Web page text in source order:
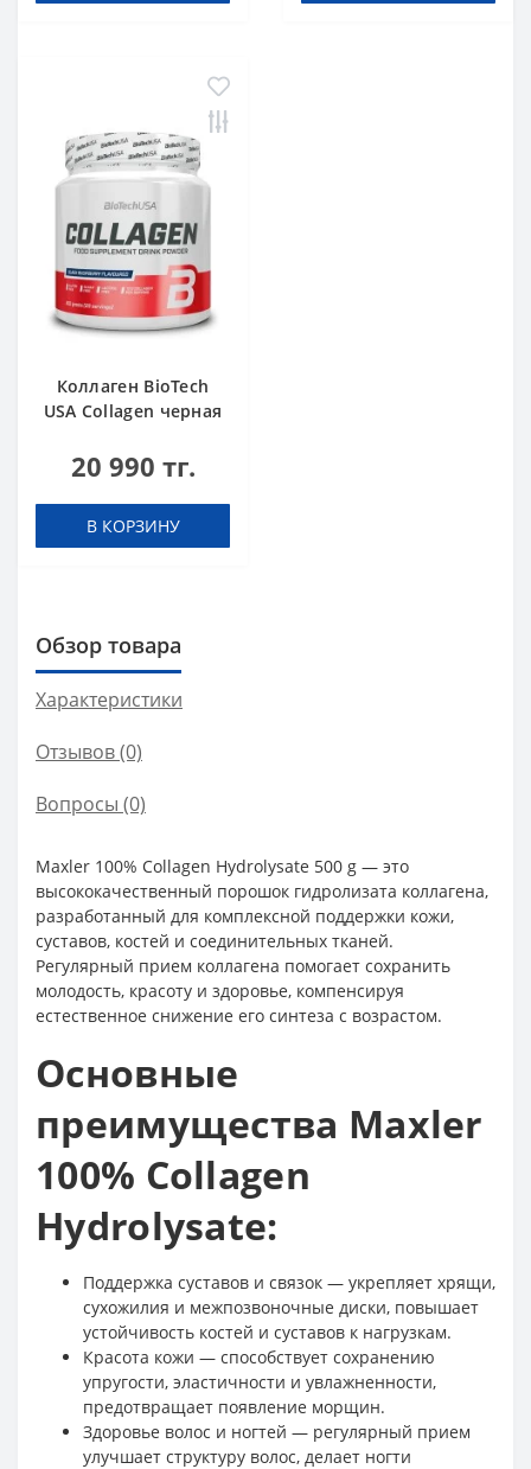
Коллаген BioTech
USA Collagen черная
20 990 тг.
В КОРЗИНУ
Обзор товара
Характеристики
Отзывов (0)
Вопросы (0)
Maxler 100% Collagen Hydrolysate 500 g — это
высококачественный порошок гидролизата коллагена,
разработанный для комплексной поддержки кожи,
суставов, костей и соединительных тканей.
Регулярный прием коллагена помогает сохранить
молодость, красоту и здоровье, компенсируя
естественное снижение его синтеза с возрастом.
Основные
преимущества Maxler
100% Collagen
Hydrolysate:
Поддержка суставов и связок — укрепляет хрящи,
сухожилия и межпозвоночные диски, повышает
устойчивость костей и суставов к нагрузкам.
Красота кожи — способствует сохранению
упругости, эластичности и увлажненности,
предотвращает появление морщин.
Здоровье волос и ногтей — регулярный прием
улучшает структуру волос, делает ногти